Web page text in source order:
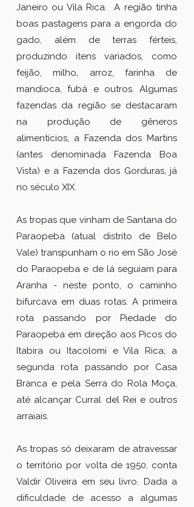
Janeiro ou Vila Rica. A região tinha
boas pastagens para a engorda do
gado, além de terras férteis,
produzindo itens variados, como
feijão, milho, arroz, farinha de
mandioca, fubá e outros. Algumas
fazendas da região se destacaram
na produção de gêneros
alimentícios, a Fazenda dos Martins
(antes denominada Fazenda Boa
Vista) e a Fazenda dos Gorduras, já
no século XIX.
As tropas que vinham de Santana do
Paraopeba (atual distrito de Belo
Vale) transpunham o rio em São José
do Paraopeba e de lá seguiam para
Aranha - neste ponto, o caminho
bifurcava em duas rotas. A primeira
rota passando por Piedade do
Paraopeba em direção aos Picos do
Itabira ou Itacolomi e Vila Rica; a
segunda rota passando por Casa
Branca e pela Serra do Rola Moça,
até alcançar Curral del Rei e outros
arraiais.
As tropas só deixaram de atravessar
o território por volta de 1950, conta
Valdir Oliveira em seu livro. Dada a
dificuldade de acesso a algumas